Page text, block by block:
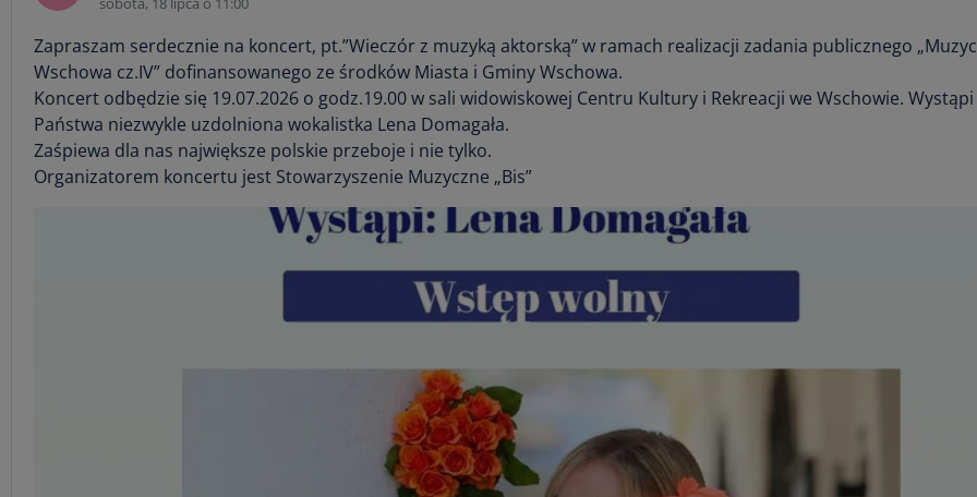
Zapraszam serdecznie na koncert, pt.”Wieczór z muzyką aktorską” w ramach realizacji zadania publicznego
Wschowa cz.IV” dofinansowanego ze środków Miasta i Gminy Wschowa.
Koncert odbędzie się 19.07.2026 o godz.19.00 w sali widowiskowej Centru Kultury i Rekreacji we Wschowie.
Państwa niezwykle uzdolniona wokalistka Lena Domagała.
Zaśpiewa dla nas największe polskie przeboje i nie tylko.
Organizatorem koncertu jest Stowarzyszenie Muzyczne „Bis”